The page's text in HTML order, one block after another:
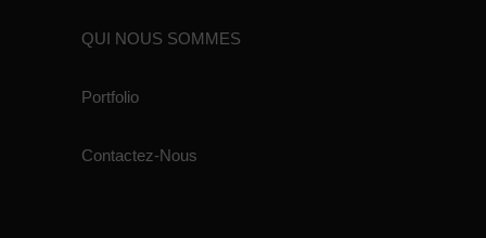
QUI NOUS SOMMES
Portfolio
Contactez-Nous